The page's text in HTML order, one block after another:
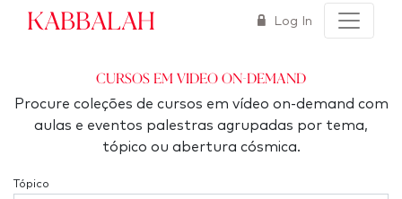
Kabbalah Log In
Cursos em Video On-Demand
Procure coleções de cursos em vídeo on-demand com
aulas e eventos palestras agrupadas por tema,
tópico ou abertura cósmica.
Tópico